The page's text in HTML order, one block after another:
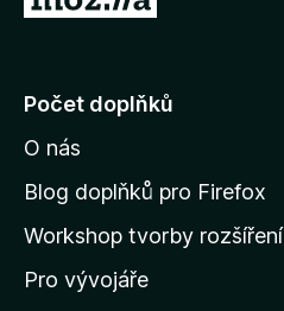
,
4
5
5
j
t
n
d
o
Počet doplňků
O nás
Blog doplňků pro Firefox
Workshop tvorby rozšíření
Pro vývojáře